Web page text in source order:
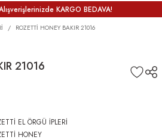
KARGO BEDAVA!
ROZETTİ HONEY BAKIR 21016
21016
EL ÖRGÜ İPLERİ
HONEY